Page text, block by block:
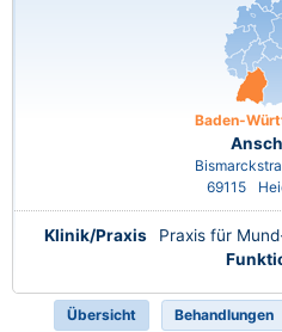
Baden-
69115
Klinik/Praxis
Praxis für
Übersicht Behandlungen